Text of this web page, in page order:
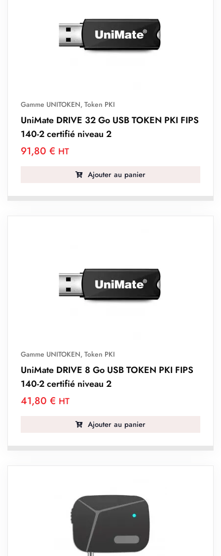
Gamme UNITOKEN, Token PKI
UniMate DRIVE 32 Go USB TOKEN PKI FIPS
140-2 certifié niveau 2
91,80 € HT
Ajouter au panier
Gamme UNITOKEN, Token PKI
UniMate DRIVE 8 Go USB TOKEN PKI FIPS
140-2 certifié niveau 2
41,80 € HT
Ajouter au panier